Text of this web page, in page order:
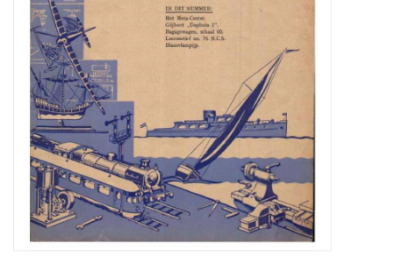
Neue Zeichnungen
NEUE ZEITSCHRIFTEN
ABONNEMENT DER
MODELLBAUER
Baubeschreibungen